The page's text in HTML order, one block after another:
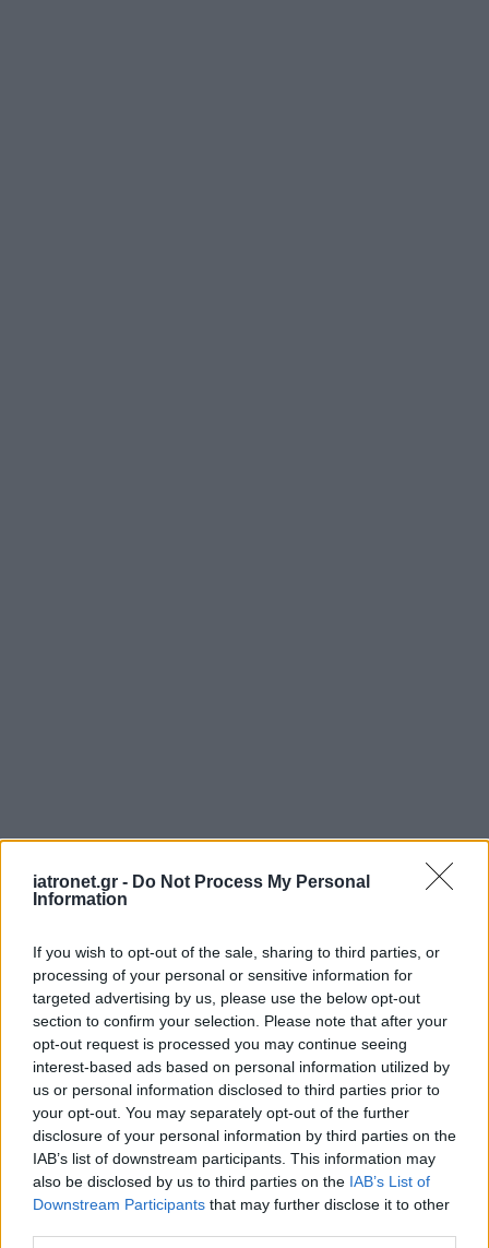
iatronet.gr - Do Not Process My Personal
Information
If you wish to opt-out of the sale, sharing to third parties, or
processing of your personal or sensitive information for
targeted advertising by us, please use the below opt-out
section to confirm your selection. Please note that after your
opt-out request is processed you may continue seeing
interest-based ads based on personal information utilized by
us or personal information disclosed to third parties prior to
your opt-out. You may separately opt-out of the further
disclosure of your personal information by third parties on the
IAB’s list of downstream participants. This information may
also be disclosed by us to third parties on the IAB’s List of
Downstream Participants that may further disclose it to other